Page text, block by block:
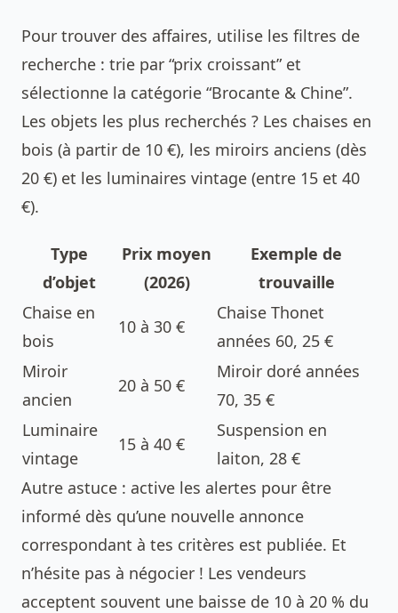
Pour trouver des affaires, utilise les filtres de
recherche : trie par “prix croissant” et
sélectionne la catégorie “Brocante & Chine”.
Les objets les plus recherchés ? Les chaises en
bois (à partir de 10 €), les miroirs anciens (dès
20 €) et les luminaires vintage (entre 15 et 40
€).
Type
d’objet
Prix moyen
(2026)
Exemple de
trouvaille
Chaise en
bois
10 à 30 €
Chaise Thonet
années 60, 25 €
Miroir
ancien
20 à 50 €
Miroir doré années
70, 35 €
Luminaire
vintage
15 à 40 €
Suspension en
laiton, 28 €
Autre astuce : active les alertes pour être
informé dès qu’une nouvelle annonce
correspondant à tes critères est publiée. Et
n’hésite pas à négocier ! Les vendeurs
acceptent souvent une baisse de 10 à 20 % du